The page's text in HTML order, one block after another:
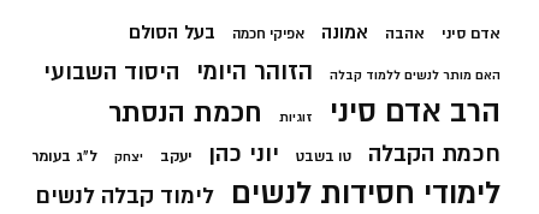
אדם סיני אהבה אמונה אפיקי חכמה בעל הסולם
האם מותר לנשים ללמוד קבלה הזוהר היומי היסוד השבועי
הרב אדם סיני זוגיות חכמת הנסתר
חכמת הקבלה טו בשבט יוני כהן יעקב יצחק ל"ג בעומר
לימודי חסידות לנשים לימוד קבלה לנשים